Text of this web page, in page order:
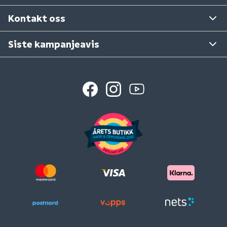
Kontakt oss
Se våre varehus
Siste kampanjeavis